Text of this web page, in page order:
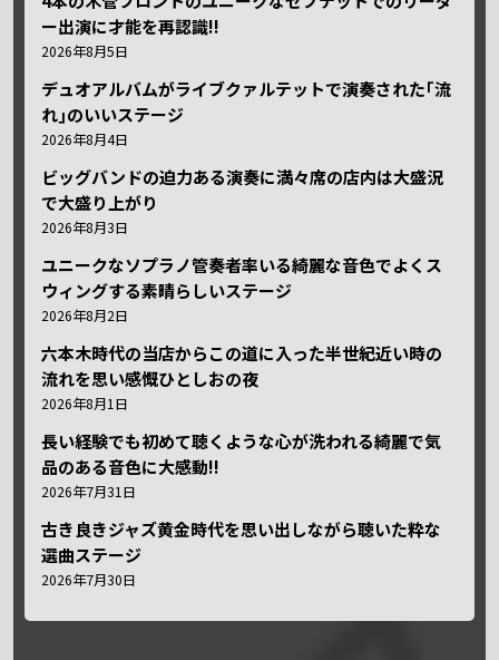
ー出演に才能を再認識!!
2026年8月5日
デュオアルバムがライブクァルテットで演奏された｢流
れ｣のいいステージ
2026年8月4日
ビッグバンドの迫力ある演奏に満々席の店内は大盛況
で大盛り上がり
2026年8月3日
ユニークなソプラノ管奏者率いる綺麗な音色でよくス
ウィングする素晴らしいステージ
2026年8月2日
六本木時代の当店からこの道に入った半世紀近い時の
流れを思い感慨ひとしおの夜
2026年8月1日
長い経験でも初めて聴くような心が洗われる綺麗で気
品のある音色に大感動!!
2026年7月31日
古き良きジャズ黄金時代を思い出しながら聴いた粋な
選曲ステージ
2026年7月30日